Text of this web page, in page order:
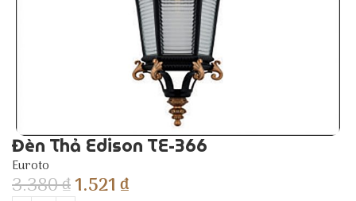
Đèn Thả Edison TE-366
Euroto
3.380₫1.521₫